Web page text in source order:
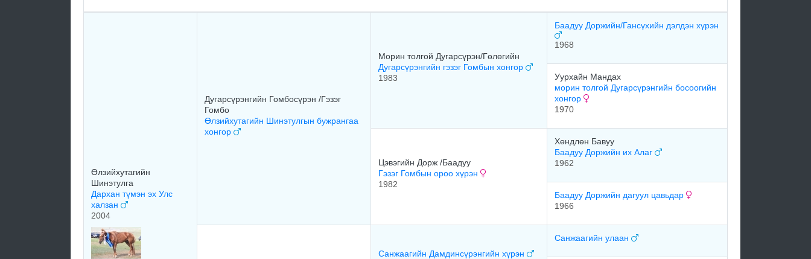
Өлзийхутагийн
Шинэтулга
Дархан түмэн эх Улс
халзан
2004
Дугарсүрэнгийн Гомбосүрэн /Гэзэг
Гомбо
Өлзийхутагийн Шинэтулгын бужрангаа
хонгор
Морин толгой Дугарсүрэн/Гөлөгийн
Дугарсүрэнгийн гэзэг Гомбын хонгор
1983
Баадуу Доржийн/Гансүхийн дэлдэн хүрэн
1968
Уурхайн Мандах
морин толгой Дугарсүрэнгийн босоогийн
хонгор
1970
Цэвэгийн Дорж /Баадуу
Гэзэг Гомбын ороо хүрэн
1982
Хөндлөн Бавуу
Баадуу Доржийн их Алаг
1962
Баадуу Доржийн дагуул цавьдар
1966
Санжаагийн Дамдинсүрэнгийн хүрэн
Санжаагийн улаан